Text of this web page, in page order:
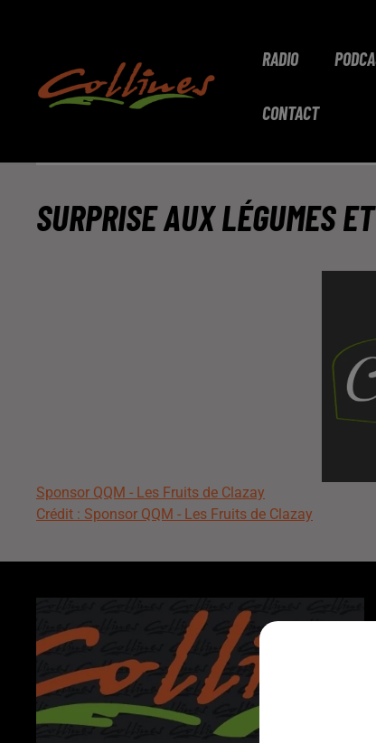
RADIO
CONTACT
SURPRISE AUX LÉGUMES
Sponsor QQM - Les Fruits de Clazay
Crédit : Sponsor QQM - Les Fruits de Clazay